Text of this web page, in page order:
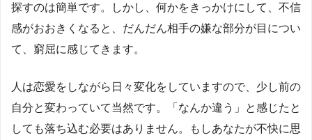
探すのは簡単です。しかし、何かをきっかけにして、不信
感がおおきくなると、だんだん相手の嫌な部分が目につい
て、窮屈に感じてきます。
人は恋愛をしながら日々変化をしていますので、少し前の
自分と変わっていて当然です。「なんか違う」と感じたと
しても落ち込む必要はありません。もしあなたが不快に思